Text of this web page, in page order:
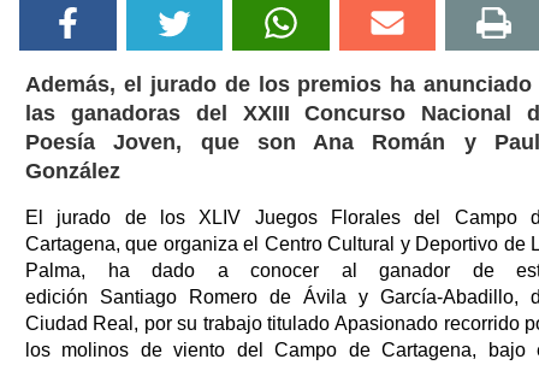
Además, el jurado de los premios ha anunciado
las ganadoras del XXIII Concurso Nacional
Poesía Joven, que son Ana Román y
González
El jurado de los XLIV Juegos Florales del Campo
Cartagena, que organiza el Centro Cultural y Deportivo de
Palma, ha dado a conocer al ganador de
edición Santiago Romero de Ávila y García-Abadillo,
Ciudad Real, por su trabajo titulado Apasionado recorrido
los molinos de viento del Campo de Cartagena, bajo